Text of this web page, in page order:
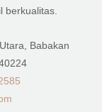
berkualitas.
Babakan